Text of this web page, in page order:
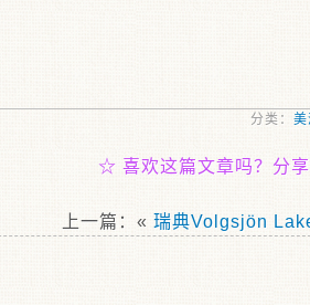
分类：
☆ 喜欢这篇文章吗？分
上一篇：« 瑞典Volgsjön